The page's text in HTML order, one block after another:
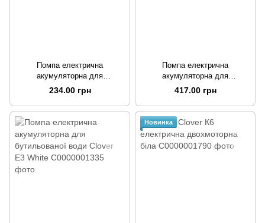
Помпа електрична
акумуляторна для
бутильованої води Clover К8
Black (C0000001624)
234.00 грн
Помпа електрична
акумуляторна для
бутильованої води Clover К10
White (C0000001626)
417.00 грн
Новинка